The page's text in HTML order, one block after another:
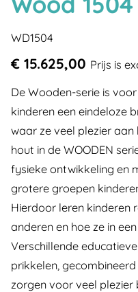
WD1504
€ 15.625,00 Prijs is
De Wooden-serie is
kinderen een eindeloze
waar ze veel plezier
hout in de WOODEN
fysieke ontwikkeling en
grotere groepen
Hierdoor leren kinderen
anderen en hoe ze in
Verschillende
prikkelen,
zorgen voor veel plezier